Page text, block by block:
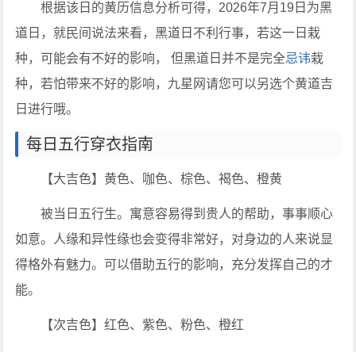
根据该日的黄历信息分析可得，2026年7月19日为黑
道日，就民间说法来看，黑道日不利行事，若这一日栽
种，可能会有不好的影响， 但黑道日并不是完全忌讳栽
种，若怕带来不好的影响，九星网请您可以另选个黄道吉
日进行哦。
每日五行穿衣指南
【大吉色】黄色、咖色、棕色、褐色、橙黄
被当日五行生。寓意容易得到贵人的帮助，事事顺心
如意。人缘和异性缘也会变得非常好，对身边的人来说显
得格外有魅力。可以借助五行的影响，充分发挥自己的才
能。
【次吉色】红色、紫色、粉色、橙红